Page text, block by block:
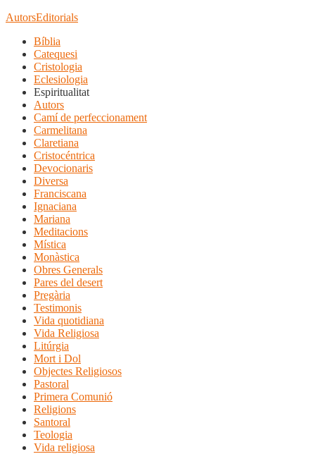
AutorsEditorials
Bíblia
Catequesi
Cristologia
Eclesiologia
Espiritualitat
Autors
Camí de perfeccionament
Carmelitana
Claretiana
Cristocéntrica
Devocionaris
Diversa
Franciscana
Ignaciana
Mariana
Meditacions
Mística
Monàstica
Obres Generals
Pares del desert
Pregària
Testimonis
Vida quotidiana
Vida Religiosa
Litúrgia
Mort i Dol
Objectes Religiosos
Pastoral
Primera Comunió
Religions
Santoral
Teologia
Vida religiosa